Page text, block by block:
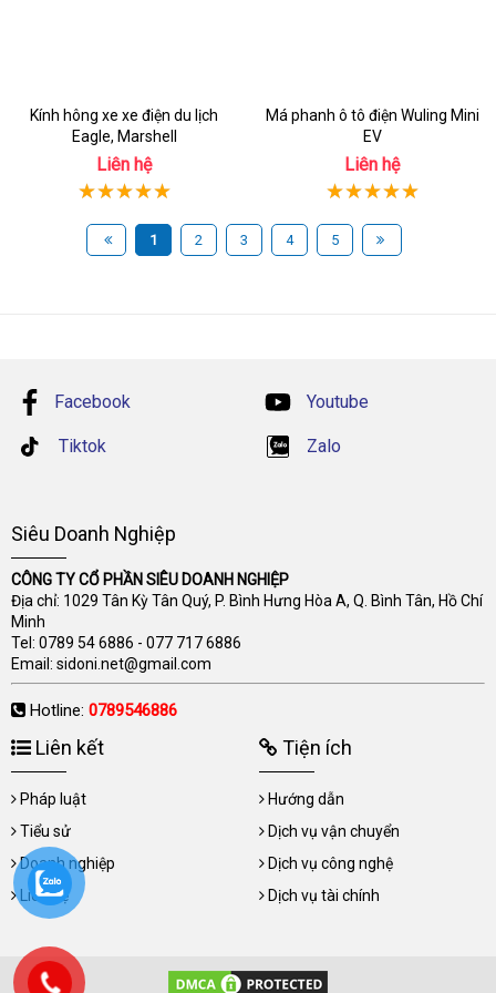
Kính hông xe xe điện du lịch
Eagle, Marshell
Liên hệ
Má phanh ô tô điện Wuling Mini
EV
Liên hệ
1 2 3 4 5
Facebook Youtube
Tiktok Zalo
Siêu Doanh Nghiệp
CÔNG TY CỔ PHẦN SIÊU DOANH NGHIỆP
Địa chỉ: 1029 Tân Kỳ Tân Quý, P. Bình Hưng Hòa A, Q. Bình Tân, Hồ Chí
Minh
Tel: 0789 54 6886 - 077 717 6886
Email: sidoni.net@gmail.com
Hotline: 0789546886
Liên kết
Pháp luật
Tiểu sử
Doanh nghiệp
Liên hệ
Tiện ích
Hướng dẫn
Dịch vụ vận chuyển
Dịch vụ công nghệ
Dịch vụ tài chính